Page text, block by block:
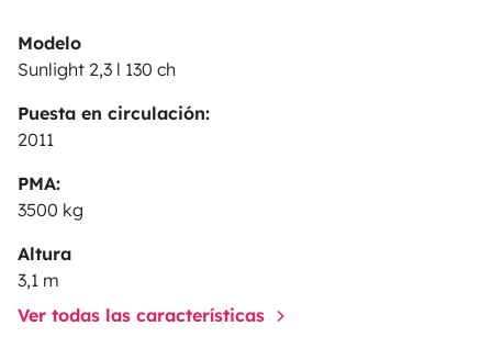
Modelo
Sunlight 2,3 l 130 ch
Puesta en circulación:
2011
PMA:
3500 kg
Altura
3,1 m
Ver todas las características